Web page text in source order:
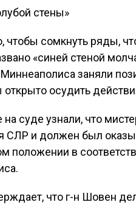
стены»
чтобы сомкнуть ряды,
«синей стеной
заняли
открыто осудить
суде узнали, что
СЛР и должен был
положении в
что г-н Шовен